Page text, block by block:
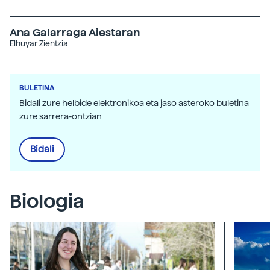
Ana Galarraga Aiestaran
Elhuyar Zientzia
BULETINA
Bidali zure helbide elektronikoa eta jaso asteroko buletina
zure sarrera-ontzian
Bidali
Biologia